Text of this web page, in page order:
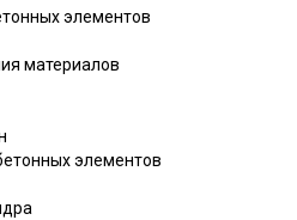
элементов
материалов
элементов